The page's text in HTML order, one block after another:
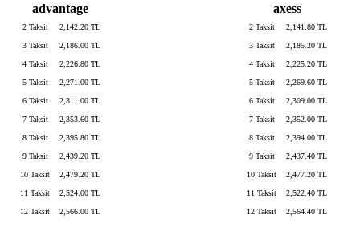
advantage
2 Taksit 2,142.20 TL
3 Taksit 2,186.00 TL
4 Taksit 2,226.80 TL
5 Taksit 2,271.00 TL
6 Taksit 2,311.00 TL
7 Taksit 2,353.60 TL
8 Taksit 2,395.80 TL
9 Taksit 2,439.20 TL
10 Taksit 2,479.20 TL
11 Taksit 2,524.00 TL
12 Taksit 2,566.00 TL
axess
2 Taksit 2,141.80 TL
3 Taksit 2,185.20 TL
4 Taksit 2,225.20 TL
5 Taksit 2,269.60 TL
6 Taksit 2,309.00 TL
7 Taksit 2,352.00 TL
8 Taksit 2,394.00 TL
9 Taksit 2,437.40 TL
10 Taksit 2,477.20 TL
11 Taksit 2,522.40 TL
12 Taksit 2,564.40 TL